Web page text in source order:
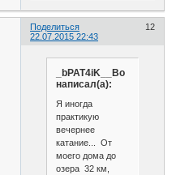
Поделиться
12
22.07.2015 22:43
_bPAT4iK__Bo
написал(а):
Я иногда
практикую
вечернее
катание... От
моего дома до
озера 32 км,